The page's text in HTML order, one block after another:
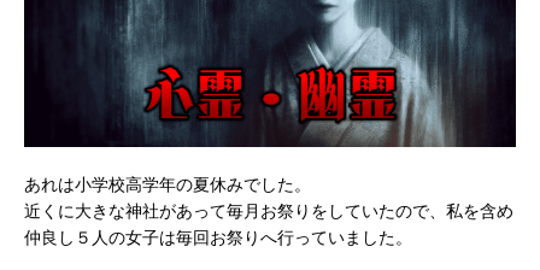
あれは小学校高学年の夏休みでした。
近くに大きな神社があって毎月お祭りをしていたので、私を含め
仲良し５人の女子は毎回お祭りへ行っていました。